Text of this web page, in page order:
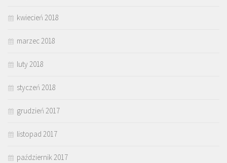
kwiecień 2018
marzec 2018
luty 2018
styczeń 2018
grudzień 2017
listopad 2017
październik 2017